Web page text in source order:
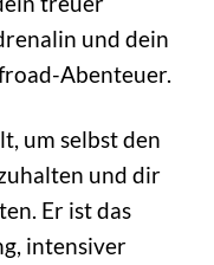
und dein
Abenteuer.
um selbst den
und dir
Er ist das
intensiver